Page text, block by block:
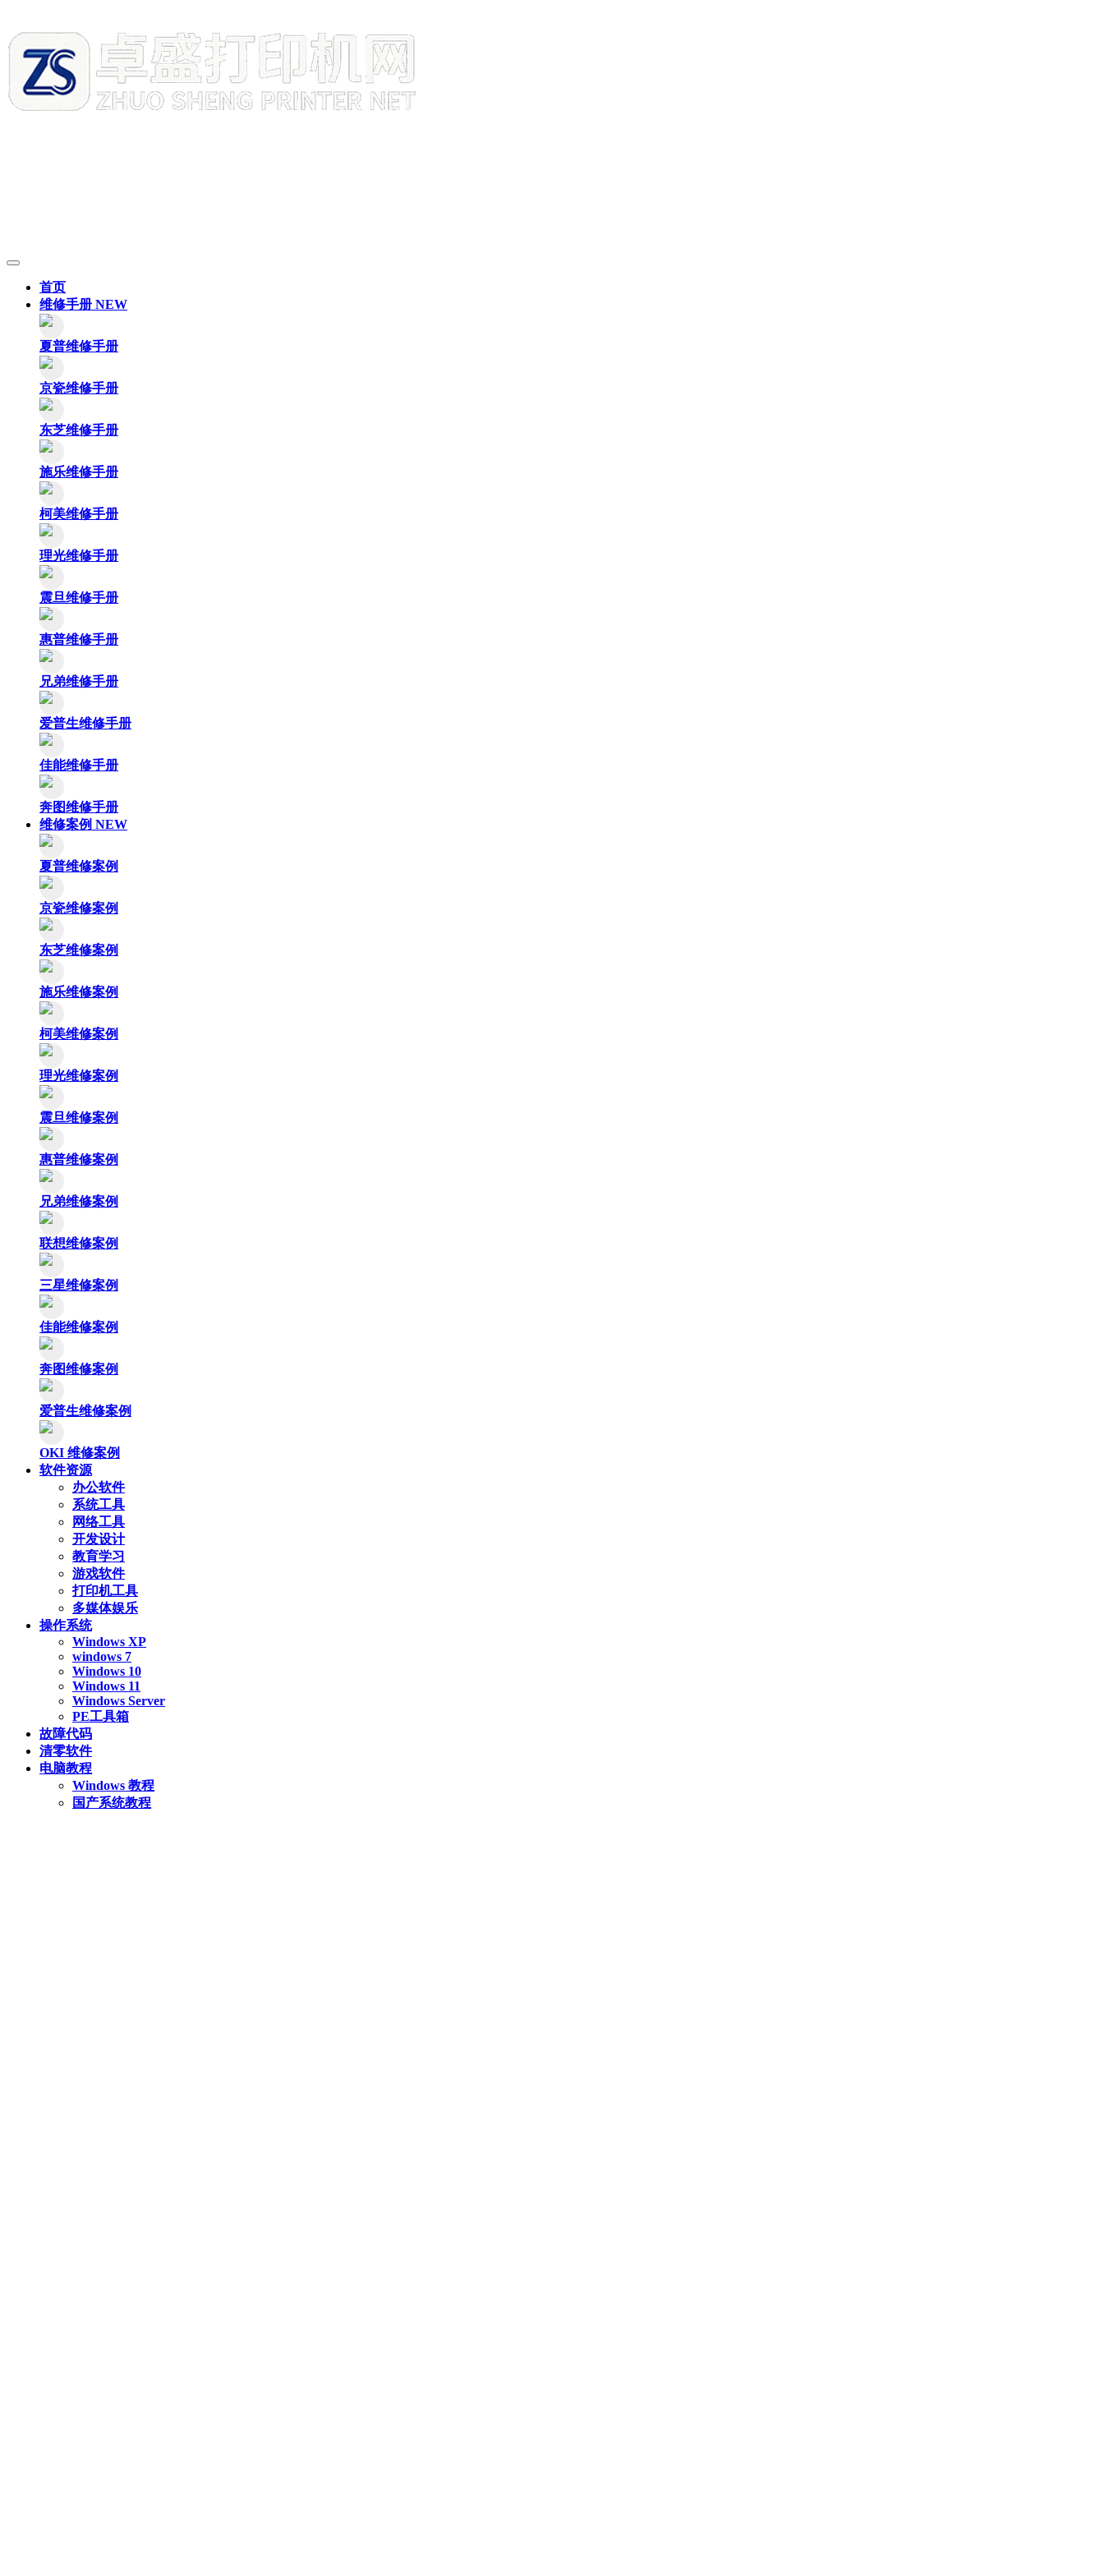
首页
维修手册 NEW
夏普维修手册
京瓷维修手册
东芝维修手册
施乐维修手册
柯美维修手册
理光维修手册
震旦维修手册
惠普维修手册
兄弟维修手册
爱普生维修手册
佳能维修手册
奔图维修手册
维修案例 NEW
夏普维修案例
京瓷维修案例
东芝维修案例
施乐维修案例
柯美维修案例
理光维修案例
震旦维修案例
惠普维修案例
兄弟维修案例
联想维修案例
三星维修案例
佳能维修案例
奔图维修案例
爱普生维修案例
OKI 维修案例
软件资源
办公软件
系统工具
网络工具
开发设计
教育学习
游戏软件
打印机工具
多媒体娱乐
操作系统
Windows XP
windows 7
Windows 10
Windows 11
Windows Server
PE工具箱
故障代码
清零软件
电脑教程
Windows 教程
国产系统教程